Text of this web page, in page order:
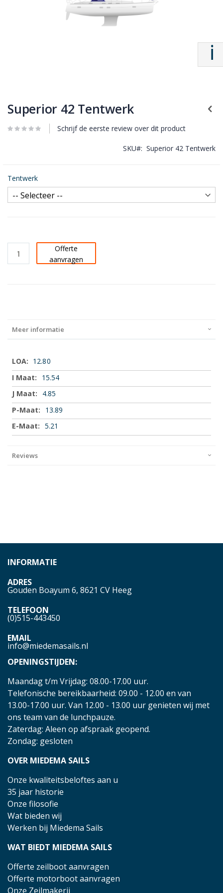
Superior 42 Tentwerk
Schrijf de eerste review over dit product
SKU Superior 42 Tentwerk
Tentwerk
Offerte
aanvragen
Meer informatie
Meer
informatie
12.80
15.54
4.85
13.89
5.21
Reviews
INFORMATIE
ADRES
Gouden Boayum 6, 8621 CV Heeg
TELEFOON
(0)515-443450
EMAIL
info@miedemasails.nl
OPENINGSTIJDEN:
Maandag t/m Vrijdag: 08.00-17.00 uur.
Telefonische bereikbaarheid: 09.00 - 12.00 en van
13.00-17.00 uur. Van 12.00 - 13.00 uur genieten wij met
ons team van de lunchpauze.
Zaterdag: Aleen op afspraak geopend.
Zondag: gesloten
OVER MIEDEMA SAILS
Onze kwaliteitsbeloftes aan u
35 jaar historie
Onze filosofie
Wat bieden wij
Werken bij Miedema Sails
WAT BIEDT MIEDEMA SAILS
Offerte zeilboot aanvragen
Offerte motorboot aanvragen
Onze Zeilmakerij